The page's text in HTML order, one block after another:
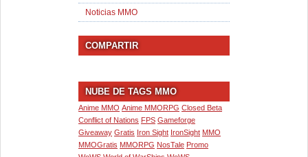
Noticias MMO
COMPARTIR
NUBE DE TAGS MMO
Anime MMO Anime MMORPG Closed Beta
Conflict of Nations FPS Gameforge
Giveaway Gratis Iron Sight IronSight MMO
MMOGratis MMORPG NosTale Promo